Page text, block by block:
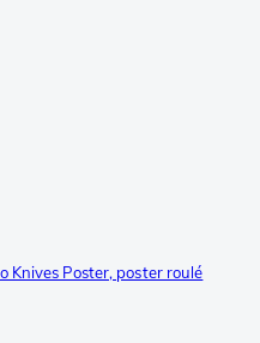
Knives Poster, poster roulé